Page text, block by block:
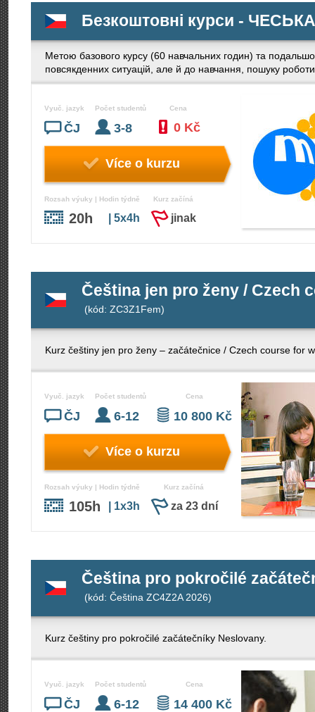
Безкоштовні курси -
Метою базового курсу (60 навчальних годин) та
повсякденних ситуацій, але й до навчання, пошуку
Vyuč. jazyk
ČJ
Počet studentů
3-8
Cena
0 Kč
Více o kurzu
Rozsah výuky | Hodin týdně
20h | 5x4h
Kurz začíná
jinak
Čeština jen pro ženy / Czech
(kód: ZC3Z1Fem)
Kurz češtiny jen pro ženy – začátečnice / Czech course for
Vyuč. jazyk
ČJ
Počet studentů
6-12
Cena
10 800 Kč
Více o kurzu
Rozsah výuky | Hodin týdně
105h | 1x3h
Kurz začíná
za 23 dní
Čeština pro pokročilé
(kód: Čeština ZC4Z2A 2026)
Kurz češtiny pro pokročilé začátečníky Neslovany.
Vyuč. jazyk
ČJ
Počet studentů
6-12
Cena
14 400 Kč